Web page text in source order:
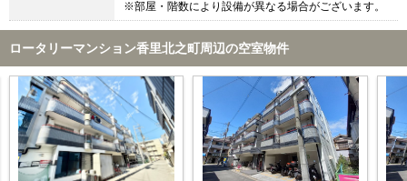
※部屋・階数により設備が異なる場合がございます。
ロータリーマンション香里北之町周辺の空室物件